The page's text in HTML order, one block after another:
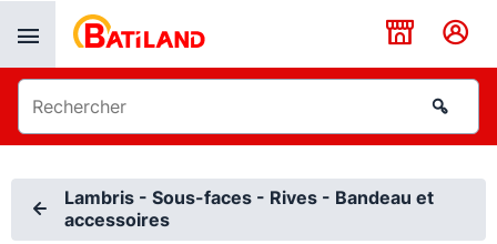
Lambris - Sous-faces - Rives - Bandeau et
accessoires
Panneau de gestion des cookies